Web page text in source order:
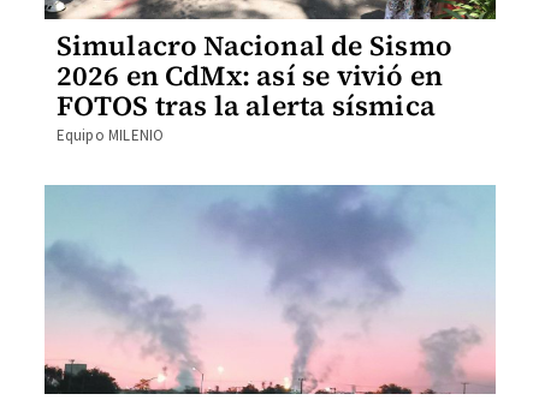
Simulacro Nacional de Sismo
2026 en CdMx: así se vivió en
FOTOS tras la alerta sísmica
Equipo MILENIO